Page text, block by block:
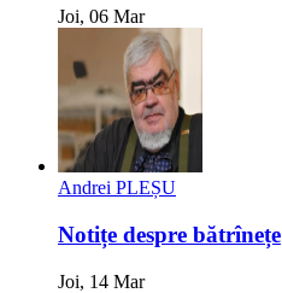
Joi, 06 Mar
Andrei PLEȘU
Notițe despre bătrînețe
Joi, 14 Mar